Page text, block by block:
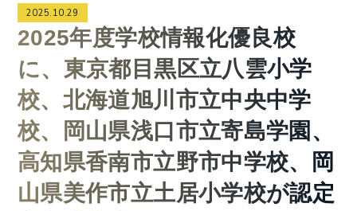
2025.10.29
2025年度学校情報化優良校
に、東京都目黒区立八雲小学
校、北海道旭川市立中央中学
校、岡山県浅口市立寄島学園、
高知県香南市立野市中学校、岡
山県美作市立土居小学校が認定